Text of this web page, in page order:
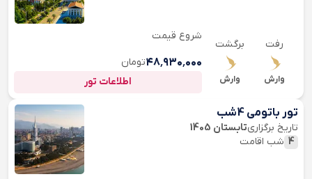
رفت
وارش
برگشت
وارش
شروع قیمت
۴۸٬۹۳۰٬۰۰۰تومان
اطلاعات تور
تور باتومی 4شب
تاریخ برگزاریتابستان 1405
4 شب اقامت